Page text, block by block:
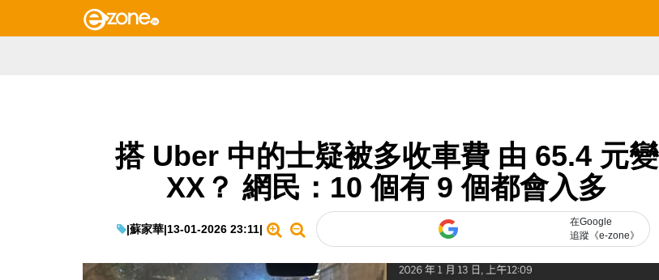
搭 Uber 中的士疑被多收車費 由 65.4 元變
XX？ 網民：10 個有 9 個都會入多
|蘇家華|13-01-2026 23:11|
在Google
追蹤《e-zone》